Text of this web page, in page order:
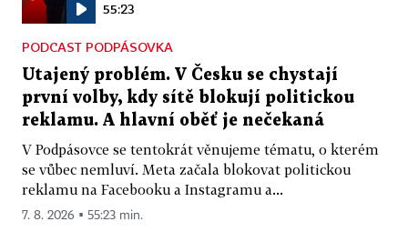
55:23
PODCAST PODPÁSOVKA
Utajený problém. V Česku se chystají
první volby, kdy sítě blokují politickou
reklamu. A hlavní oběť je nečekaná
V Podpásovce se tentokrát věnujeme tématu, o kterém
se vůbec nemluví. Meta začala blokovat politickou
reklamu na Facebooku a Instagramu a...
7. 8. 2026 ▪ 55:23 min.